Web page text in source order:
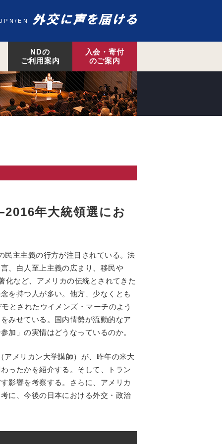
JPN EN
NDの
ご利用案内
入会・寄付
のご案内
年大統領選にお
民主主義の行方が注目されている。法
、白人至上主義の広まり、移民や
化など、アメリカの伝統とされてきた
を持つ人が多い。他方、少なくとも
とされたウイメンズ・マーチのよう
みせている。国内情勢が流動的なア
加」の実情はどうなっているのか。
メリカン大学講師）が、昨年の米大
ったかを紹介する。そして、トラン
影響を考察する。さらに、アメリカ
に、今後の日本における外交・政治